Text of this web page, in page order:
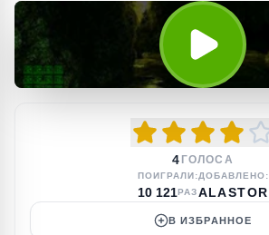
4 ГОЛОСА
ПОИГРАЛИ:
10 121РАЗ
ДОБАВЛЕНО:
ALASTOR
В ИЗБРАННОЕ